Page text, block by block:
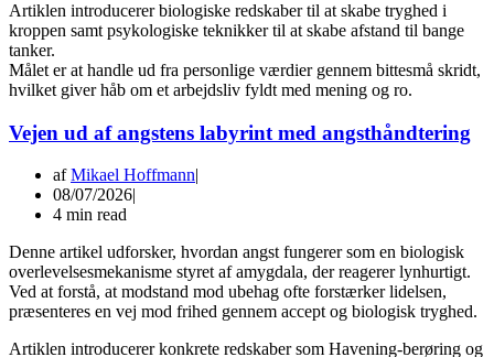
Artiklen introducerer biologiske redskaber til at skabe tryghed i
kroppen samt psykologiske teknikker til at skabe afstand til bange
tanker.
Målet er at handle ud fra personlige værdier gennem bittesmå skridt,
hvilket giver håb om et arbejdsliv fyldt med mening og ro.
Vejen ud af angstens labyrint med angsthåndtering
afMikael Hoffmann
08/07/2026
4 min read
Denne artikel udforsker, hvordan angst fungerer som en biologisk
overlevelsesmekanisme styret af amygdala, der reagerer lynhurtigt.
Ved at forstå, at modstand mod ubehag ofte forstærker lidelsen,
præsenteres en vej mod frihed gennem accept og biologisk tryghed.
Artiklen introducerer konkrete redskaber som Havening-berøring og